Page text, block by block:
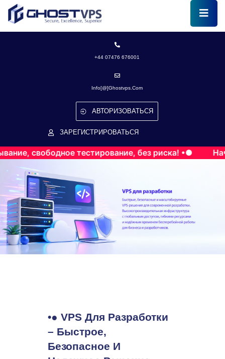
+44 07476 676001
Info[@]ghostvps.com
АВТОРИЗОВАТЬСЯ
ЗАРЕГИСТРИРОВАТЬСЯ
свободное тестирование, без риска! •●
•● VPS Для Разработки
– Быстрое,
Безопасное И